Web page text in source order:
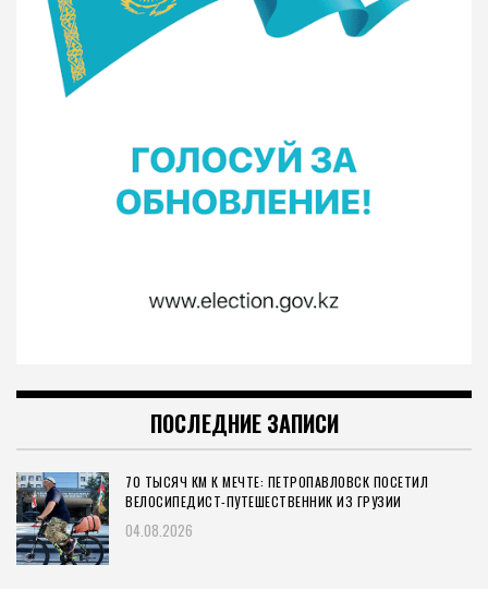
ПОСЛЕДНИЕ ЗАПИСИ
70 ТЫСЯЧ КМ К МЕЧТЕ: ПЕТРОПАВЛОВСК ПОСЕТИЛ
ВЕЛОСИПЕДИСТ-ПУТЕШЕСТВЕННИК ИЗ ГРУЗИИ
04.08.2026